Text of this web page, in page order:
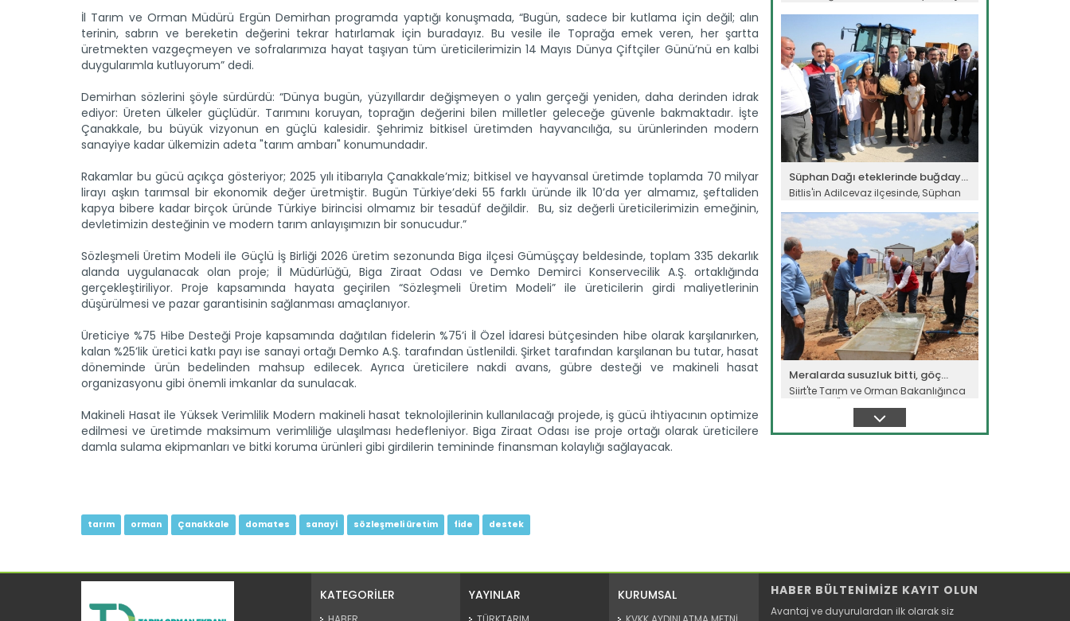
İl Tarım ve Orman Müdürü Ergün Demirhan programda yaptığı konuşmada, “Bugün, sadece bir kutlama için değil; alın
terinin, sabrın ve bereketin değerini tekrar hatırlamak için buradayız. Bu vesile ile Toprağa emek veren, her şartta
üretmekten vazgeçmeyen ve sofralarımıza hayat taşıyan tüm üreticilerimizin 14 Mayıs Dünya Çiftçiler Günü’nü en kalbi
duygularımla kutluyorum” dedi.
Demirhan sözlerini şöyle sürdürdü: “Dünya bugün, yüzyıllardır değişmeyen o yalın gerçeği yeniden, daha derinden idrak
ediyor: Üreten ülkeler güçlüdür. Tarımını koruyan, toprağın değerini bilen milletler geleceğe güvenle bakmaktadır. İşte
Çanakkale, bu büyük vizyonun en güçlü kalesidir. Şehrimiz bitkisel üretimden hayvancılığa, su ürünlerinden modern
sanayiye kadar ülkemizin adeta "tarım ambarı" konumundadır.
Rakamlar bu gücü açıkça gösteriyor; 2025 yılı itibarıyla Çanakkale’miz; bitkisel ve hayvansal üretimde toplamda 70 milyar
lirayı aşkın tarımsal bir ekonomik değer üretmiştir. Bugün Türkiye’deki 55 farklı üründe ilk 10’da yer almamız, şeftaliden
kapya bibere kadar birçok üründe Türkiye birincisi olmamız bir tesadüf değildir. Bu, siz değerli üreticilerimizin emeğinin,
devletimizin desteğinin ve modern tarım anlayışımızın bir sonucudur.”
Sözleşmeli Üretim Modeli ile Güçlü İş Birliği 2026 üretim sezonunda Biga ilçesi Gümüşçay beldesinde, toplam 335 dekarlık
alanda uygulanacak olan proje; İl Müdürlüğü, Biga Ziraat Odası ve Demko Demirci Konservecilik A.Ş. ortaklığında
gerçekleştiriliyor. Proje kapsamında hayata geçirilen “Sözleşmeli Üretim Modeli” ile üreticilerin girdi maliyetlerinin
düşürülmesi ve pazar garantisinin sağlanması amaçlanıyor.
Üreticiye %75 Hibe Desteği Proje kapsamında dağıtılan fidelerin %75’i İl Özel İdaresi bütçesinden hibe olarak karşılanırken,
kalan %25’lik üretici katkı payı ise sanayi ortağı Demko A.Ş. tarafından üstlenildi. Şirket tarafından karşılanan bu tutar, hasat
döneminde ürün bedelinden mahsup edilecek. Ayrıca üreticilere nakdi avans, gübre desteği ve makineli hasat
organizasyonu gibi önemli imkanlar da sunulacak.
Makineli Hasat ile Yüksek Verimlilik Modern makineli hasat teknolojilerinin kullanılacağı projede, iş gücü ihtiyacının optimize
edilmesi ve üretimde maksimum verimliliğe ulaşılması hedefleniyor. Biga Ziraat Odası ise proje ortağı olarak üreticilere
damla sulama ekipmanları ve bitki koruma ürünleri gibi girdilerin temininde finansman kolaylığı sağlayacak.
tarım orman Çanakkale domates sanayi sözleşmeli üretim fide destek
Devamını Oku ->
Süphan Dağı eteklerinde buğday...
Bitlis'in Adilcevaz ilçesinde, Süphan
Devamını Oku ->
Meralarda susuzluk bitti, göç...
Siirt'te Tarım ve Orman Bakanlığınca
yürütülen "Mera Islah ve...
Taşköprü sarımsağı...
Taşköprü Belediyesince bu yıl 36'ncısı
Devamını Oku ->
KATEGORİLER YAYINLAR KURUMSAL HABER BÜLTENİMİZE KAYIT OLUN
Avantaj ve duyurulardan ilk olarak siz